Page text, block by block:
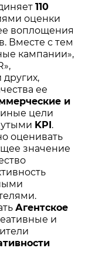
110
оценки
воплощения
Вместе с тем
кампании»,
ее
и
цели
KPI.
оценивать
значение
Агентское
и